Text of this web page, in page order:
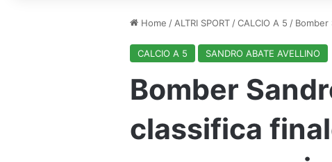
Home / ALTRI SPORT /CALCIO A 5 / Bomber
CALCIO A 5 SANDRO ABATE AVELLINO
Bomber
classifica